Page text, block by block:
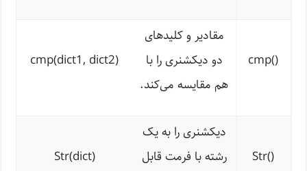
()
cmp
مقادیر و کلیدهای
دو دیکشنری را با
هم مقایسه می‌کند.
cmp(dict1, dict2)
()
Str
دیکشنری را به یک
رشته با فرمت قابل
Str(dict)